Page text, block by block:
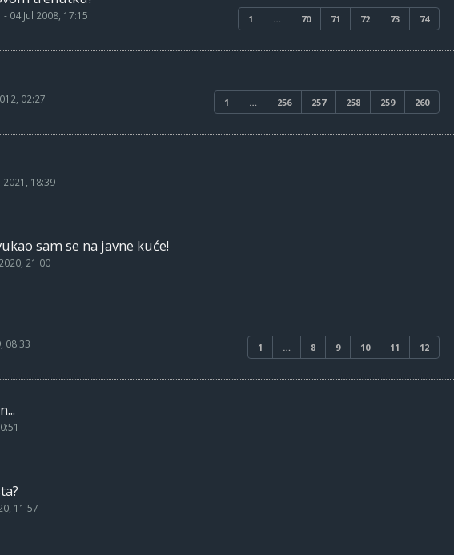
1 … 70 71 72 73 74
- 04 Jul 2008, 17:15
1 … 256 257 258 259 260
02:27
2021, 18:39
sam se na javne kuće!
21:00
1 … 8 9 10 11 12
08:33
11:57